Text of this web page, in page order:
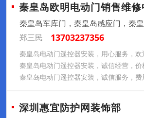
秦皇岛欧明电动门销售维
秦皇岛车库门，秦皇岛感应门，秦
郑三民
13703237356
秦皇岛电动门遥控器安装，用心服务，欢
秦皇岛电动门遥控器安装，诚信经营，价
秦皇岛电动门遥控器安装，诚信服务，费
深圳惠宜防护网装饰部